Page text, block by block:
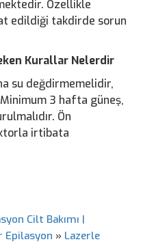
Özellikle
edildiği takdirde sorun
Kurallar Nelerdir
su değdirmemelidir,
3 hafta güneş,
Ön
irtibata
Cilt Bakımı |
Epilasyon » Lazerle